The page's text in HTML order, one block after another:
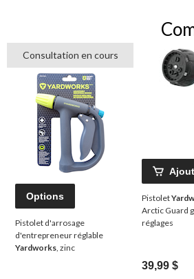
Consultation en cours
Options
Pistolet d'arrosage
d'entrepreneur réglable
Yardworks , zinc
Pistolet
Arctic Guard
réglages
39,99 $